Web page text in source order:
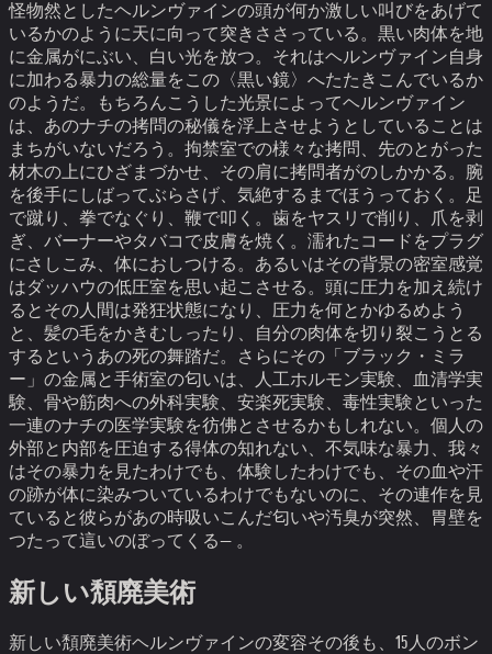
怪物然としたヘルンヴァインの頭が何か激しい叫びをあげて
いるかのように天に向って突きささっている。黒い肉体を地
に金属がにぶい、白い光を放つ。それはヘルンヴァイン自身
に加わる暴力の総量をこの〈黒い鏡〉へたたきこんでいるか
のようだ。
もちろんこうした光景によってヘルンヴァイン
は、あのナチの拷問の秘儀を浮上させようとしていることは
まちがいないだろう。 拘禁室での様々な拷問、先のとがった
材木の上にひざまづかせ、その肩に拷問者がのしかかる。腕
を後手にしばってぶらさげ、気絶するまでほうっておく。足
で蹴り、拳でなぐり、鞭で叩く。歯をヤスリで削り、爪を剥
ぎ、バーナーやタバコで皮膚を焼く。濡れたコードをプラグ
にさしこみ、体におしつける。 あるいはその背景の密室感覚
はダッハウの低圧室を思い起こさせる。頭に圧力を加え続け
るとその人間は発狂状態になり、圧力を何とかゆるめよう
と、髪の毛をかきむしったり、自分の肉体を切り裂こうとる
するというあの死の舞踏だ。さらにその「ブラック・ミラ
ー」の金属と手術室の匂いは、人工ホルモン実験、血清学実
験、骨や筋肉への外科実験、安楽死実験、毒性実験といった
一連のナチの医学実験を彷佛とさせるかもしれない。 個人の
外部と内部を圧迫する得体の知れない、不気味な暴力、我々
はその暴力を見たわけでも、体験したわけでも、その血や汗
の跡が体に染みついているわけでもないのに、その連作を見
ていると彼らがあの時吸いこんだ匂いや汚臭が突然、胃壁を
つたって這いのぼってくる— 。
新しい頽廃美術
新しい頽廃美術ヘルンヴァインの変容その後も、15人のボン